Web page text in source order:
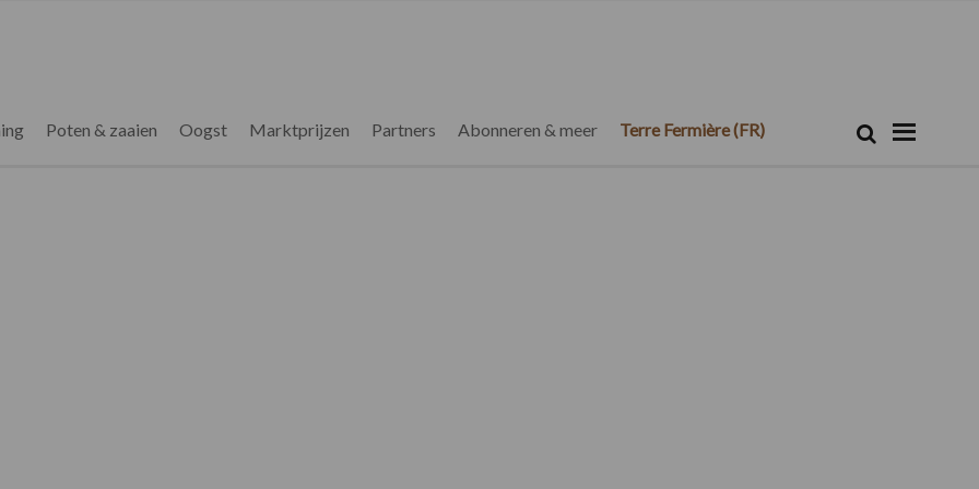
Poten & zaaien Oogst Marktprijzen Partners Abonneren & meer Terre Fermière (FR) Zoek